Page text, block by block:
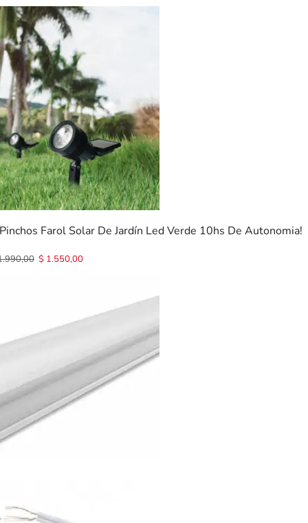
Farol Solar De Jardín Led Verde 10hs De Autonomia!
$ 1.550,00